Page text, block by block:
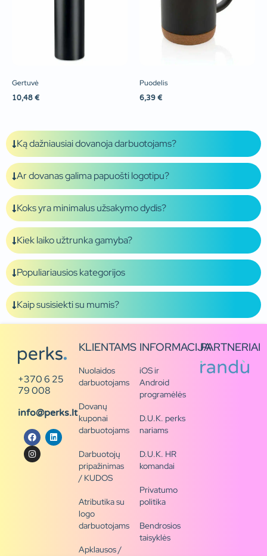
Gertuvė
10,48 €
Puodelis
6,39 €
Ką dažniausiai dovanoja darbuotojams?
Ar dovanas galima papuošti logotipu?
Koks yra minimalus užsakymo dydis?
Kiek laiko užtrunka gamyba?
Populiariausios kategorijos
Kaip susisiekti su mumis?
+370 6 25
79 008
info@perks.lt
KLIENTAMS
Nuolaidos
darbuotojams
Dovanų
kuponai
darbuotojams
Darbuotojų
pripažinimas
/ KUDOS
Atributika su
logo
darbuotojams
Apklausos /
INFORMACIJA
iOS ir
Android
programėlės
D.U.K. perks
nariams
D.U.K. HR
komandai
Privatumo
politika
Bendrosios
taisyklės
PARTNERIAI